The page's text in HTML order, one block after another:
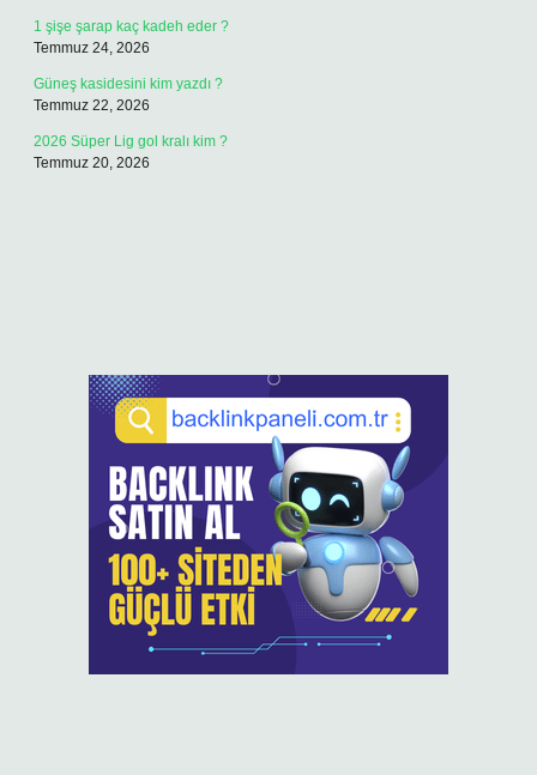
1 şişe şarap kaç kadeh eder ?
Temmuz 24, 2026
Güneş kasidesini kim yazdı ?
Temmuz 22, 2026
2026 Süper Lig gol kralı kim ?
Temmuz 20, 2026